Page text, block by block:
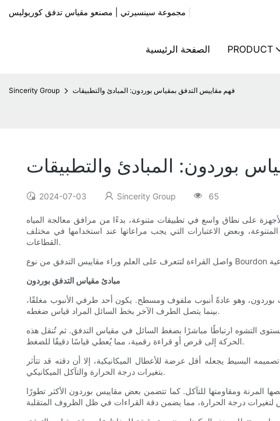
الصفحة الرئيسية PRODUCT
Sincerity Group فهم مقاييس التدفق بمقياس بوردون: المبادئ والتطبيقات
بوردون: المبادئ والتطبيقات
2024-07-03 Sincerity Group 65
على نطاق واسع في تطبيقات متنوعة، بدءًا من مرافق معالجة المياه
وبعض الاعتبارات التي يجب مراعاتها عند استخدامها في مختلف
القطاعات.
مبادئ مقياس التدفق بوردون
بوردون، وهو عادةً أنبوب ملفوف ومسطح. يكون أحد طرفي الأنبوب مغلقًا،
بينما يتصل الطرف الآخر بخط السائل المراد قياس ضغطه.
التشوه ارتباطًا مباشرًا بضغط السائل في مقياس التدفق. ثم تُنقل هذه
الحركة إلى قرص أو قراءة رقمية، مما يُعطي قياسًا دقيقًا للضغط.
البسيط يجعله أقل عرضة للأعطال الميكانيكية، إلا أن دقته قد تتأثر
بتغيرات درجة الحرارة والتآكل الميكانيكي.
المرنة ومقاومتها للتآكل. كما تتضمن بعض مقاييس بوردون الأكثر تطورًا